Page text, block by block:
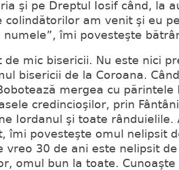
şi pe Dreptul Iosif când, la
colindătorilor am venit şi eu
numele”, îmi povesteşte
de mic bisericii. Nu este nici
bisericii de la Coroana.
mergea cu părintele
credincioşilor, prin
Iordanul şi toate rânduielile.
îmi povesteşte omul nelipsit
vreo 30 de ani este nelipsit
omul bun la toate.